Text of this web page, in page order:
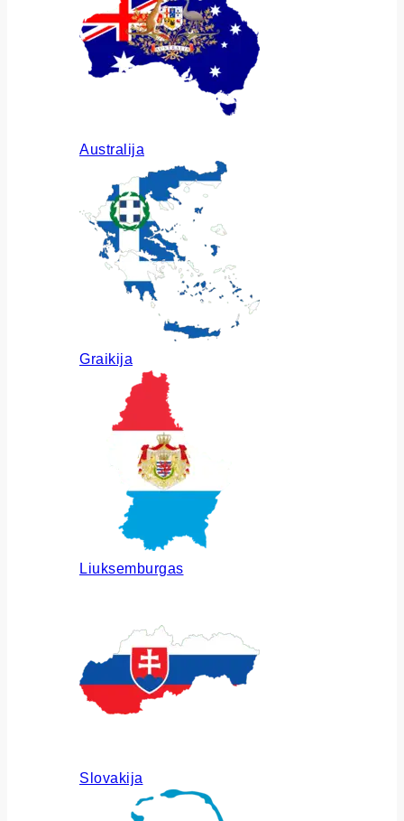
Australija
Graikija
Liuksemburgas
Slovakija